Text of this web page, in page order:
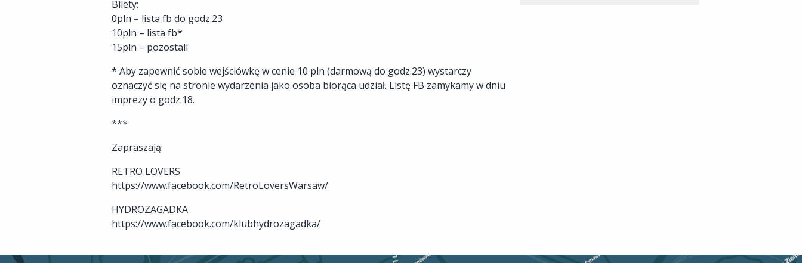
Bilety:
0pln – lista fb do godz.23
10pln – lista fb*
15pln – pozostali
* Aby zapewnić sobie wejściówkę w cenie 10 pln (darmową do godz.23) wystarczy
oznaczyć się na stronie wydarzenia jako osoba biorąca udział. Listę FB zamykamy w dniu
imprezy o godz.18.
***
Zapraszają:
RETRO LOVERS
https://www.facebook.com/RetroLoversWarsaw/
HYDROZAGADKA
https://www.facebook.com/klubhydrozagadka/